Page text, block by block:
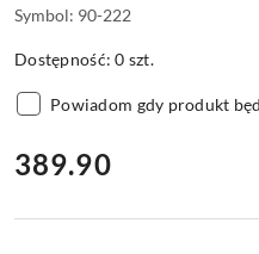
Symbol: 90-222
Dostępność:0 szt.
Powiadom gdy produkt
cena:
389.90